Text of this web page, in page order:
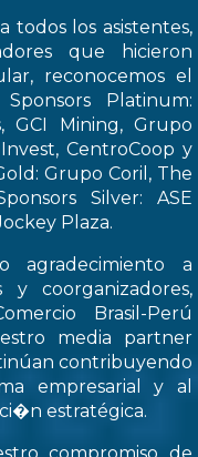
todos los asistentes,
que hicieron
reconocemos el
Platinum:
GCI Mining, Grupo
CentroCoop y
Grupo Coril, The
Silver: ASE
Plaza.
agradecimiento a
y coorganizadores,
Brasil-Perú
media partner
contribuyendo
empresarial y al
estratégica.
compromiso de